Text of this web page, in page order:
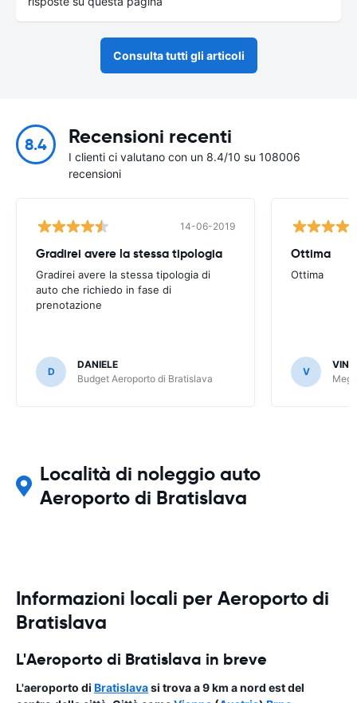
Consulta tutti gli articoli
8.4 Recensioni recenti
I clienti ci valutano con un 8.4/10 su 108006
recensioni
14-06-2019
Gradirei avere la stessa tipologia
Gradirei avere la stessa tipologia di
auto che richiedo in fase di
prenotazione
D
DANIELE
Budget Aeroporto di Bratislava
Ottima
Ottima
V
Località di noleggio auto
Aeroporto di Bratislava
Informazioni locali per Aeroporto di
Bratislava
L'Aeroporto di Bratislava in breve
L'aeroporto di Bratislavasi trova a 9 km a nord est del